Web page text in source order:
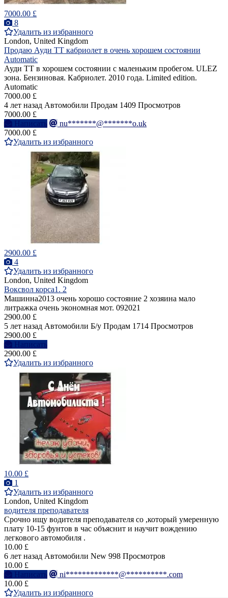
7000.00 £
8
Удалить из избранного
London, United Kingdom
Продаю Ауди ТТ кабриолет в очень хорошем состоянии
Automatic
Ауди ТТ в хорошем состоянии с маленьким пробегом. ULEZ
зона. Бензиновая. Кабриолет. 2010 года. Limited edition.
Automatic
7000.00 £
4 лет назад Автомобили Продам 1409 Просмотров
7000.00 £
Написать
nu*******@*******o.uk
7000.00 £
Удалить из избранного
2900.00 £
4
Удалить из избранного
London, United Kingdom
Воксвол корса1. 2
Машинна2013 очень хорошо состояние 2 хозяина мало
литражка очень экономная мот. 092021
2900.00 £
5 лет назад Автомобили Б/у Продам 1714 Просмотров
2900.00 £
Написать
2900.00 £
Удалить из избранного
10.00 £
1
Удалить из избранного
London, United Kingdom
водителя преподавателя
Срочно ищу водителя преподавателя со ,который умеренную
плату 10-15 фунтов в час объяснит и научит вождению
легкового автомобиля .
10.00 £
6 лет назад Автомобили New 998 Просмотров
10.00 £
Написать
ni*************@**********.com
10.00 £
Удалить из избранного